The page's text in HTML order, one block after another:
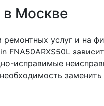
в Москве
услуг и на
исправимые